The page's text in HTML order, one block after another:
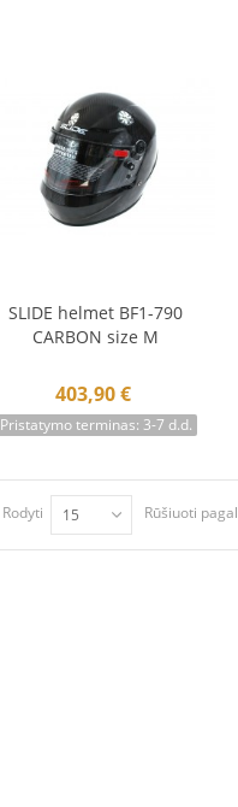
Į krepšelį
SLIDE helmet BF1-790
CARBON size M
403,90 €
Pristatymo terminas: 3-7 d.d.
Rūšiuoti pagal
Rodyti 15